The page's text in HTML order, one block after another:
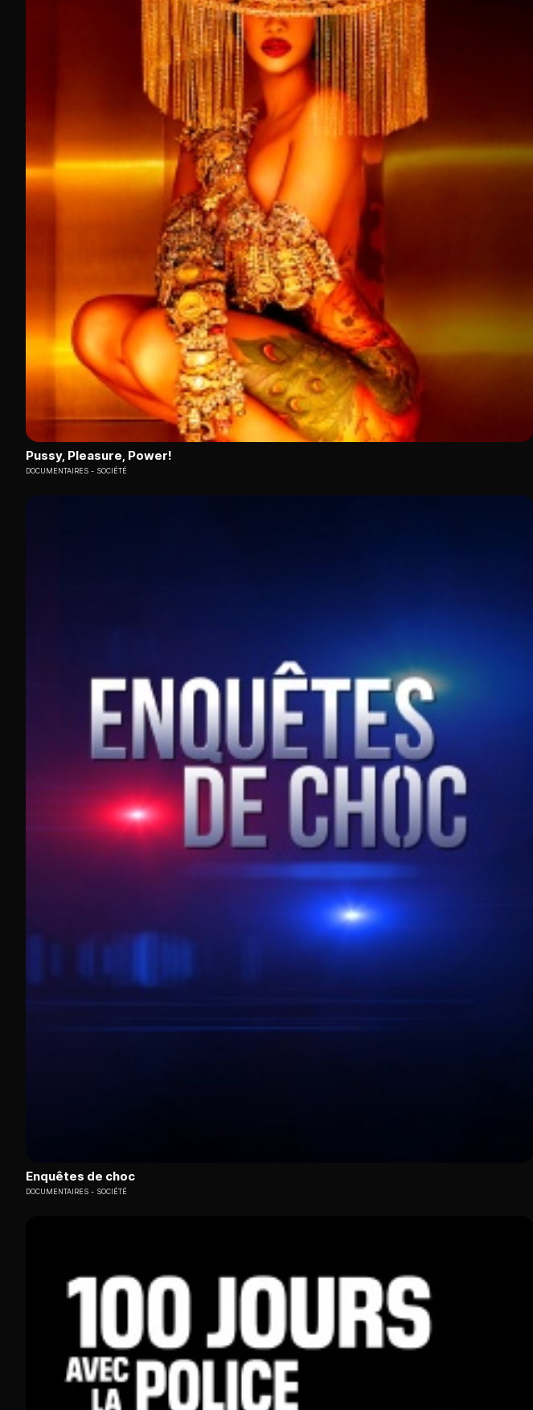
Pussy, Pleasure, Power!
DOCUMENTAIRES SOCIÉTÉ
Enquêtes de choc
DOCUMENTAIRES SOCIÉTÉ